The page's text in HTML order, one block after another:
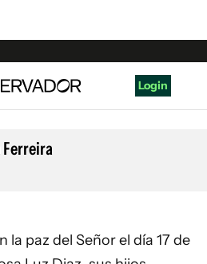
Login
Ferreira
la paz del Señor el día 17 de